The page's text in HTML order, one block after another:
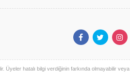
Üyeler hatalı bilgi verdiğinin farkında olmayabilir